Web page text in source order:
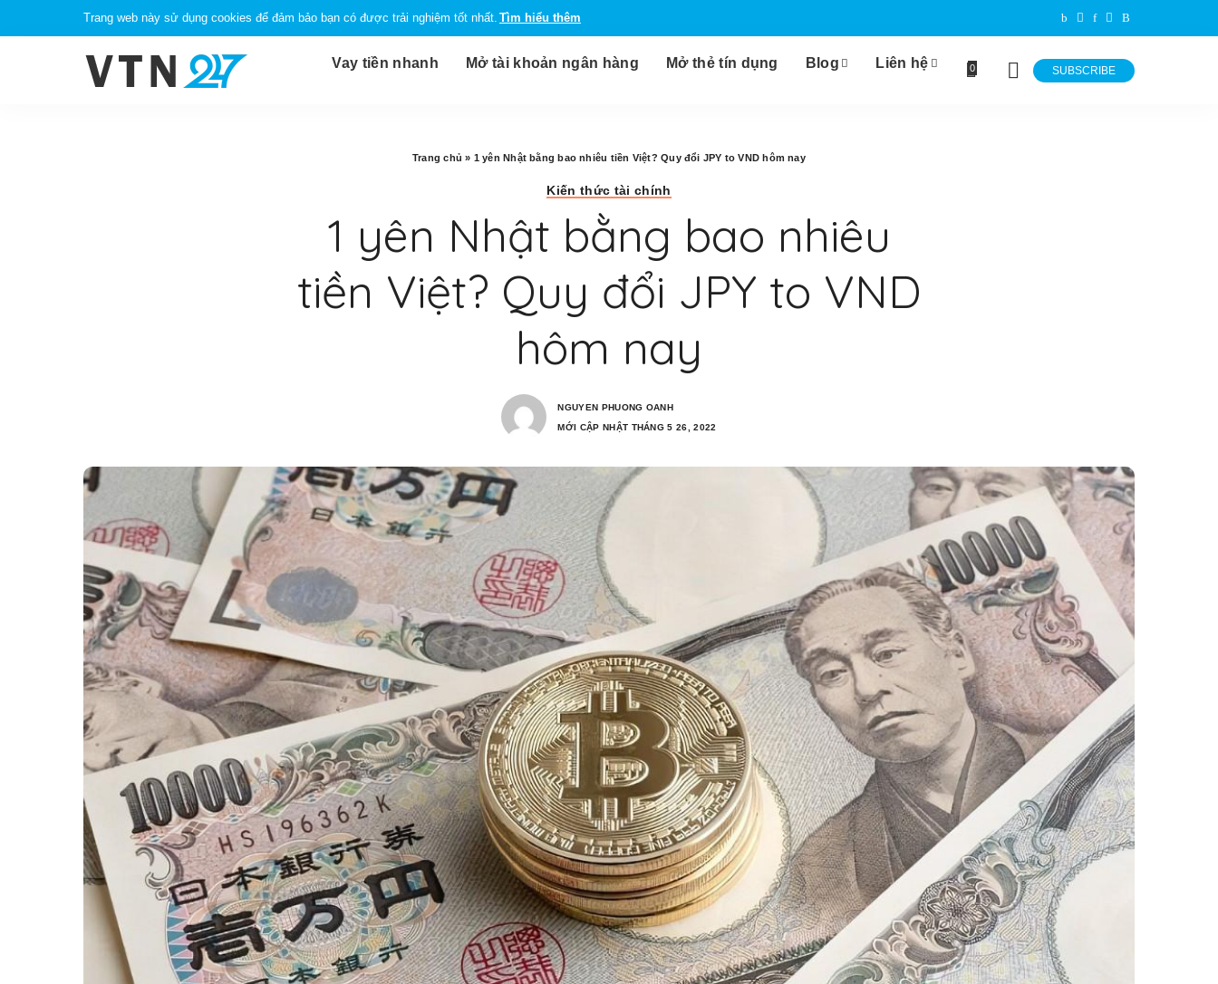
Trang web này sử dụng cookies để đảm bảo bạn có được trải nghiệm tốt nhất. Tìm hiểu thêm
Vay tiền nhanh Mở tài khoản ngân hàng Mở thẻ tín dụng Blog Liên hệ 0 SUBSCRIBE
Trang chủ » 1 yên Nhật bằng bao nhiêu tiền Việt? Quy đổi JPY to VND hôm nay
Kiến thức tài chính
1 yên Nhật bằng bao nhiêu
tiền Việt? Quy đổi JPY to VND
hôm nay
NGUYEN PHUONG OANH
MỚI CẬP NHẬT THÁNG 5 26, 2022